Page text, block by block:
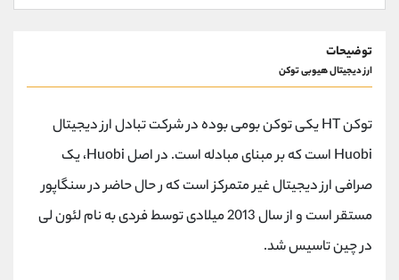
توضیحات
ارز دیجیتال هیوبی توکن
توکن HT یکی توکن بومی بوده در شرکت تبادل ارز دیجیتال
Huobi است که بر مبنای مبادله است. در اصل Huobi، یک
صرافی ارز دیجیتال غیر متمرکز است که ر حال حاضر در سنگاپور
مستقر است و از سال 2013 میلادی توسط فردی به نام لئون لی
در چین تاسیس شد.